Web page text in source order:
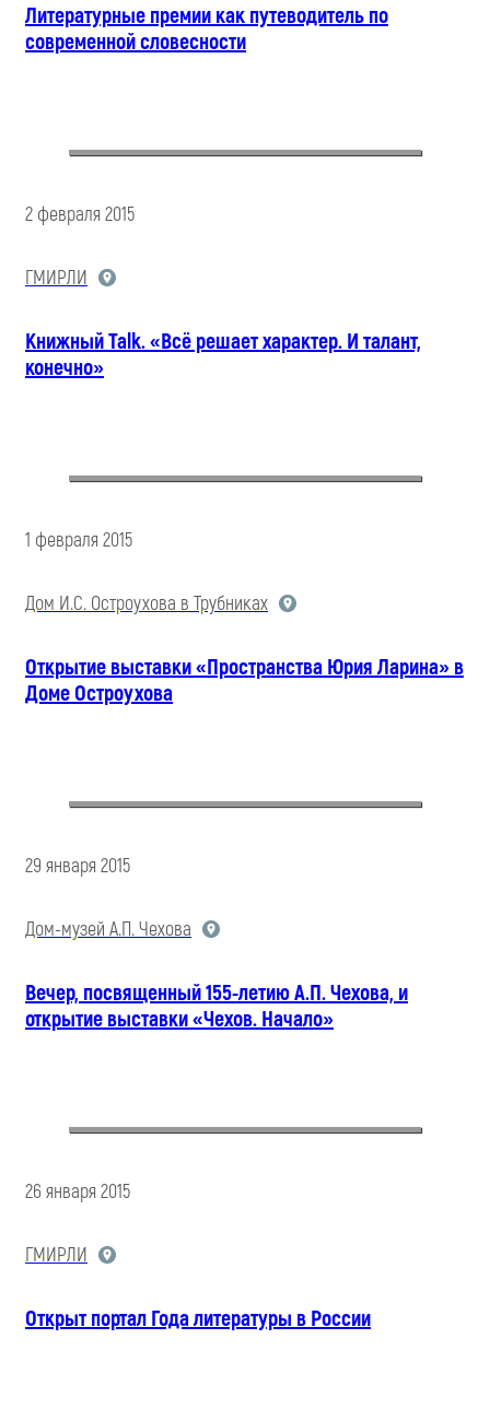
Литературные премии как путеводитель по
современной словесности
2 февраля 2015
ГМИРЛИ
Книжный Talk. «Всё решает характер. И талант,
конечно»
1 февраля 2015
Дом И.С. Остроухова в Трубниках
Открытие выставки «Пространства Юрия Ларина» в
Доме Остроухова
29 января 2015
Дом-музей А.П. Чехова
Вечер, посвященный 155-летию А.П. Чехова, и
открытие выставки «Чехов. Начало»
26 января 2015
ГМИРЛИ
Открыт портал Года литературы в России